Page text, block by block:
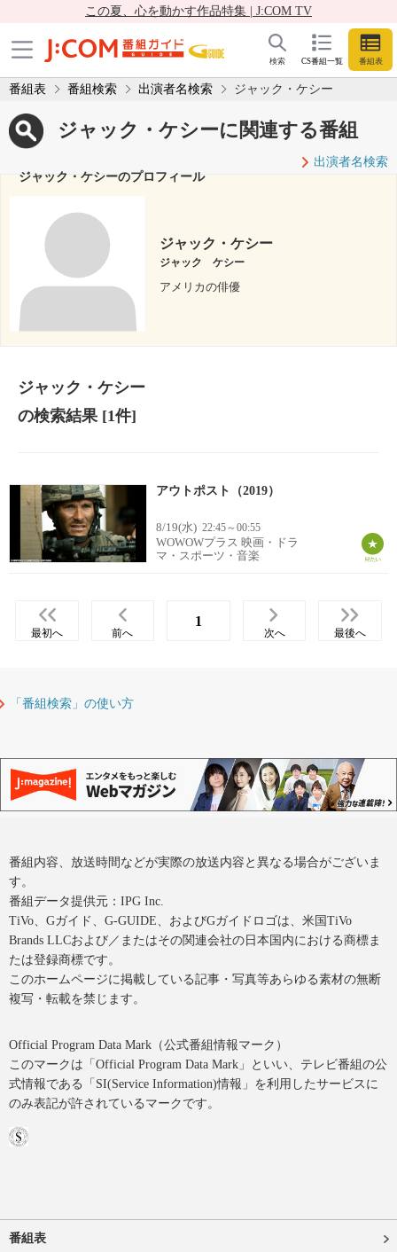
この夏、心を動かす作品特集 | J:COM TV
CS番組一覧 番組表
検索
番組表 番組検索 出演者名検索 ジャック・ケシー
ジャック・ケシーに関連する番組
出演者名検索
ジャック・ケシーのプロフィール
ジャック・ケシー
ジャック ケシー
アメリカの俳優
ジャック・ケシー
の検索結果[1件]
アウトポスト（2019）
8/19(水) 22:45～00:55
WOWOWプラス 映画・ドラ
マ・スポーツ・音楽
最初へ 前へ
1
次へ 最後へ
「番組検索」の使い方
番組内容、放送時間などが実際の放送内容と異なる場合がございま
す。
番組データ提供元：IPG Inc.
TiVo、Gガイド、G-GUIDE、およびGガイドロゴは、米国TiVo
Brands LLCおよび／またはその関連会社の日本国内における商標ま
たは登録商標です。
このホームページに掲載している記事・写真等あらゆる素材の無断
複写・転載を禁じます。
Official Program Data Mark（公式番組情報マーク）
このマークは「Official Program Data Mark」といい、テレビ番組の公
式情報である「SI(Service Information)情報」を利用したサービスに
のみ表記が許されているマークです。
番組表